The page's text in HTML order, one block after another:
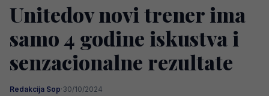
Unitedov novi trener ima
samo 4 godine iskustva i
senzacionalne rezultate
Redakcija Sop·30/10/2024